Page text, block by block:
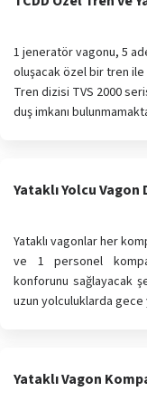
1 jeneratör vagonu, 5
oluşacak özel bir tren
Tren dizisi TVS 2000
duş imkanı
Yataklı Yolcu Vagon
Yataklı vagonlar her
ve 1 personel
konforunu sağlayacak
uzun yolculuklarda
Yataklı Vagon